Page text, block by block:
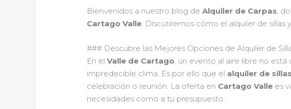
Bienvenidos a nuestro blog deAlquiler de Carpas,
Cartago Valle. Discutiremos cómo el alquiler de sillas
### Descubre las Mejores Opciones de Alquiler de
En elValle de Cartago, un evento al aire libre no
impredecible clima. Es por ello que el alquiler de
celebración o reunión. La oferta en Cartago Valle es
necesidades como a tu presupuesto.